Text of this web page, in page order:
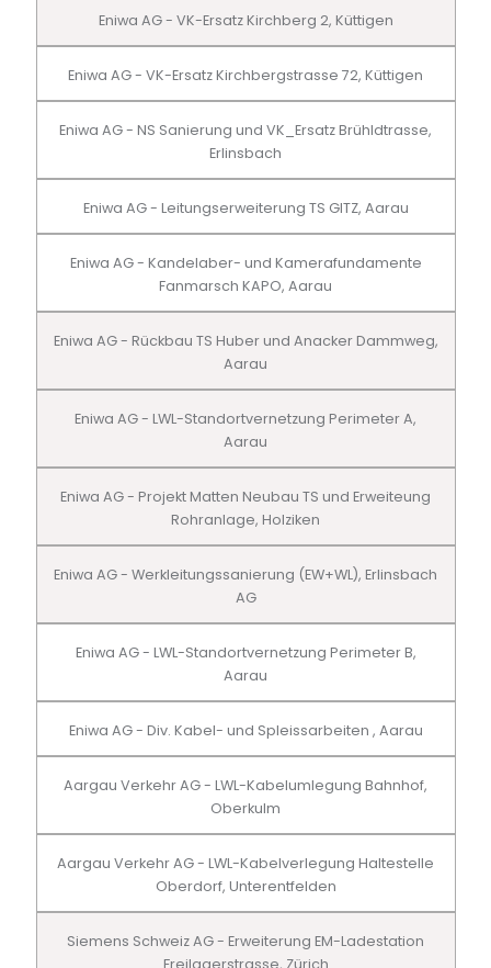
Eniwa AG - VK-Ersatz Kirchberg 2, Küttigen
Eniwa AG - VK-Ersatz Kirchbergstrasse 72, Küttigen
Eniwa AG - NS Sanierung und VK_Ersatz Brühldtrasse,
Erlinsbach
Eniwa AG - Leitungserweiterung TS GITZ, Aarau
Eniwa AG - Kandelaber- und Kamerafundamente
Fanmarsch KAPO, Aarau
Eniwa AG - Rückbau TS Huber und Anacker Dammweg,
Aarau
Eniwa AG - LWL-Standortvernetzung Perimeter A,
Aarau
Eniwa AG - Projekt Matten Neubau TS und Erweiteung
Rohranlage, Holziken
Eniwa AG - Werkleitungssanierung (EW+WL), Erlinsbach
AG
Eniwa AG - LWL-Standortvernetzung Perimeter B,
Aarau
Eniwa AG - Div. Kabel- und Spleissarbeiten , Aarau
Aargau Verkehr AG - LWL-Kabelumlegung Bahnhof,
Oberkulm
Aargau Verkehr AG - LWL-Kabelverlegung Haltestelle
Oberdorf, Unterentfelden
Siemens Schweiz AG - Erweiterung EM-Ladestation
Freilagerstrasse, Zürich